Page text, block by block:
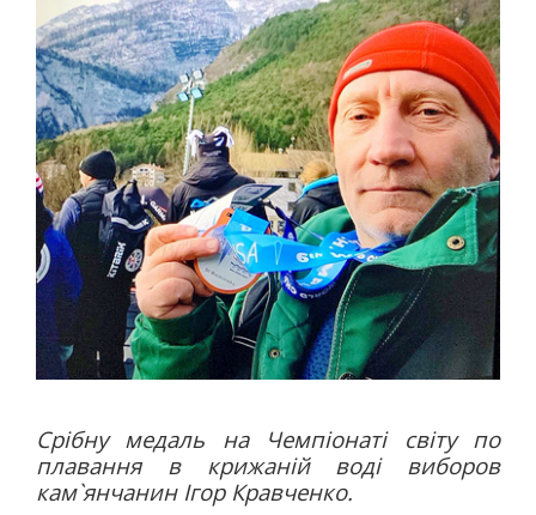
Срібну медаль на Чемпіонаті світу по
плавання в крижаній воді виборов
кам`янчанин Ігор Кравченко.